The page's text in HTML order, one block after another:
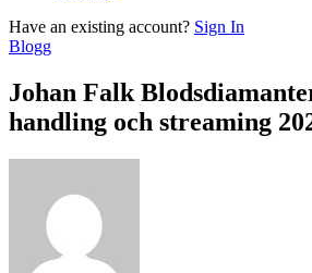
Have an existing account? Sign In
Blogg
Johan Falk
handling och streaming